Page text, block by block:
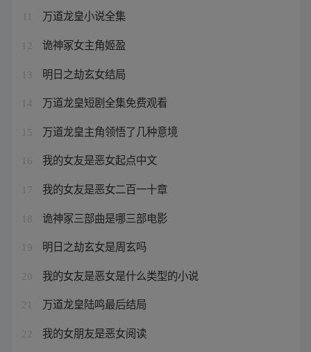
万道龙皇小说全集
12 诡神冢女主角姬盈
13 明日之劫玄女结局
14 万道龙皇短剧全集免费观看
15 万道龙皇主角领悟了几种意境
16 我的女友是恶女起点中文
17 我的女友是恶女二百一十章
18 诡神冢三部曲是哪三部电影
19 明日之劫玄女是周玄吗
20 我的女友是恶女是什么类型的小说
21 万道龙皇陆鸣最后结局
22 我的女朋友是恶女阅读